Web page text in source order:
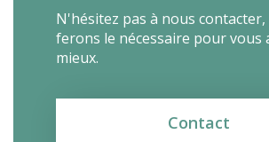
N'hésitez pas à nous
ferons le nécessaire pour vous
mieux.
Contact